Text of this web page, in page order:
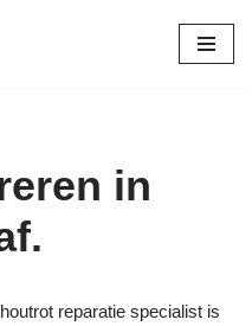
in
reparatie specialist is